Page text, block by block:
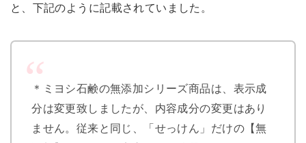
と、下記のように記載されていました。
＊ミヨシ石鹸の無添加シリーズ商品は、表示成
分は変更致しましたが、内容成分の変更はあり
ません。従来と同じ、「せっけん」だけの【無